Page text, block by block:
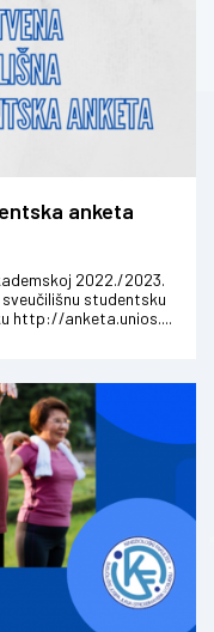
anketa
2022./2023.
studentsku
http://anketa.unios....